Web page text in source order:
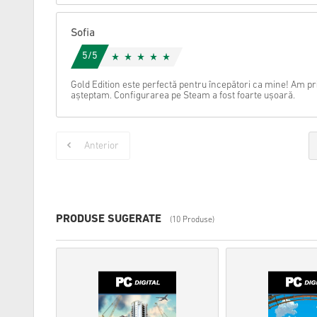
Sofia
5/5
Gold Edition este perfectă pentru începători ca mine! Am
așteptam. Configurarea pe Steam a fost foarte ușoară.
Anterior
PRODUSE SUGERATE (10 Produse)